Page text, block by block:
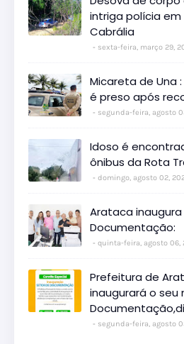
intriga polícia em
Cabrália
sexta-feira, março 29,
Micareta de Una
é preso após
segunda-feira, agosto
Idoso é
ônibus da Rota
domingo, agosto 02,
Arataca
Documentação:
quinta-feira, agosto 06,
Prefeitura de
inaugurará o seu
segunda-feira, agosto